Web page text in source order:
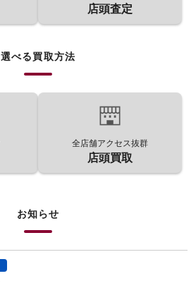
店頭査定
選べる買取方法
全店舗アクセス抜群
店頭買取
お知らせ